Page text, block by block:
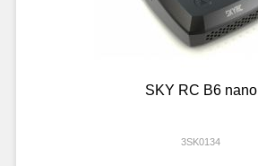
SKY RC B6 nano
3SK0134